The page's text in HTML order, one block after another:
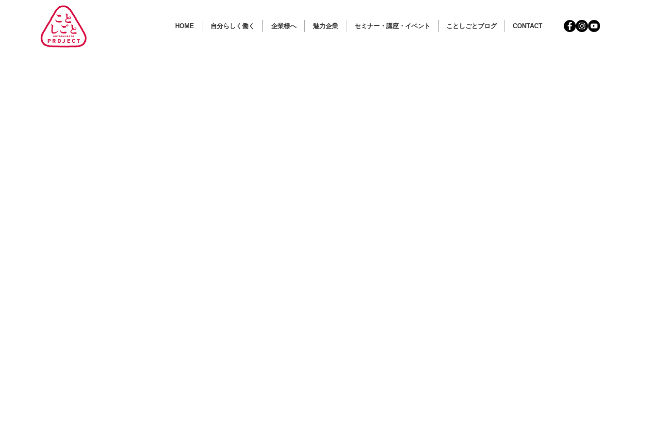
HOME 自分らしく働く 企業様へ 魅力企業 セミナー・講座・イベント ことしごとブログ CONTACT